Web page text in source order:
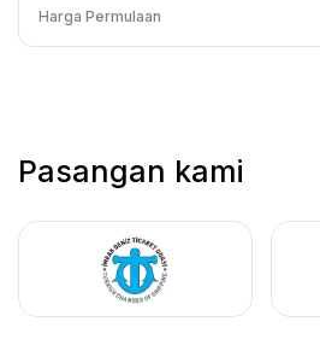
Harga Permulaan
Pasangan kami